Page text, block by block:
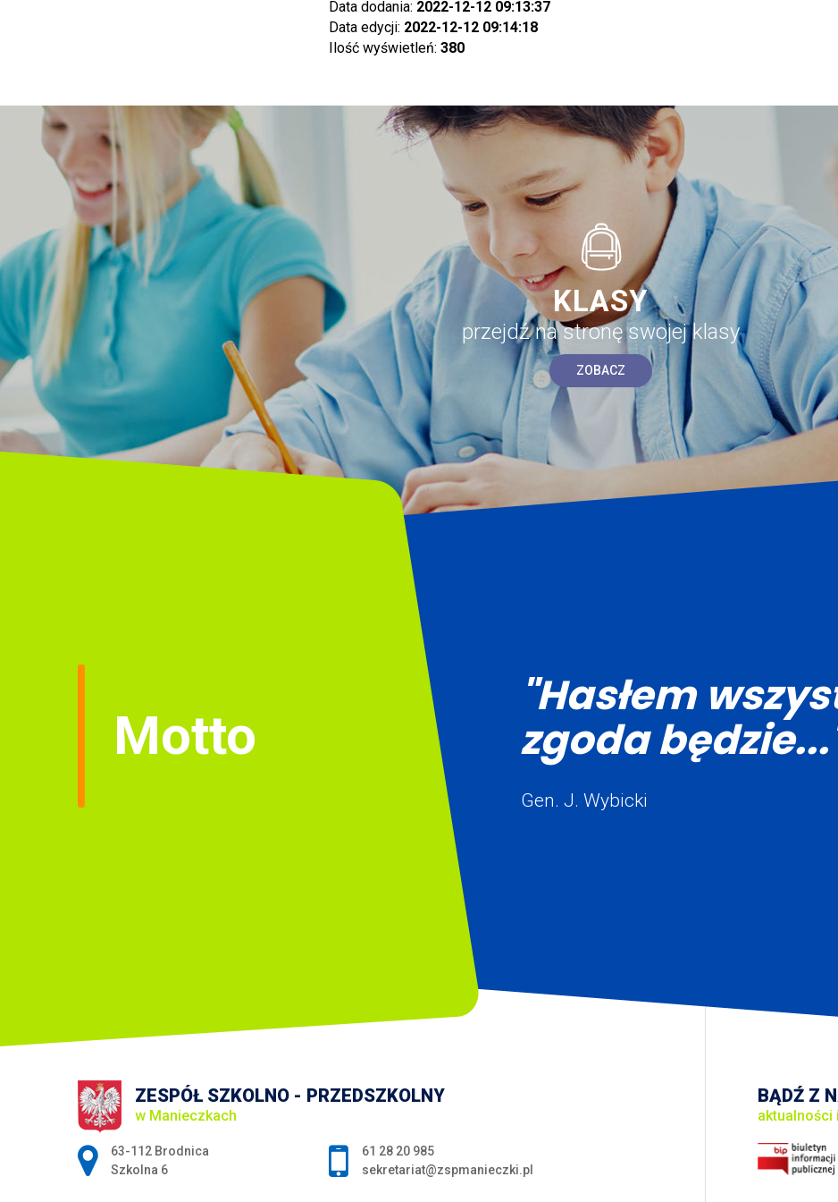
Data dodania: 2022-12-12 09:13:37
Data edycji: 2022-12-12 09:14:18
Ilość wyświetleń: 380
KLASY
przejdź na stronę swojej klasy
ZOBACZ
"Hasłem
zgoda
Gen. J. Wybicki
ZESPÓŁ SZKOLNO - PRZEDSZKOLNY
w Manieczkach
Adres pocztowy:
63-112 Brodnica
Szkolna 6
61 28 20 985
sekretariat@zspmanieczki.pl
BĄDŹ Z